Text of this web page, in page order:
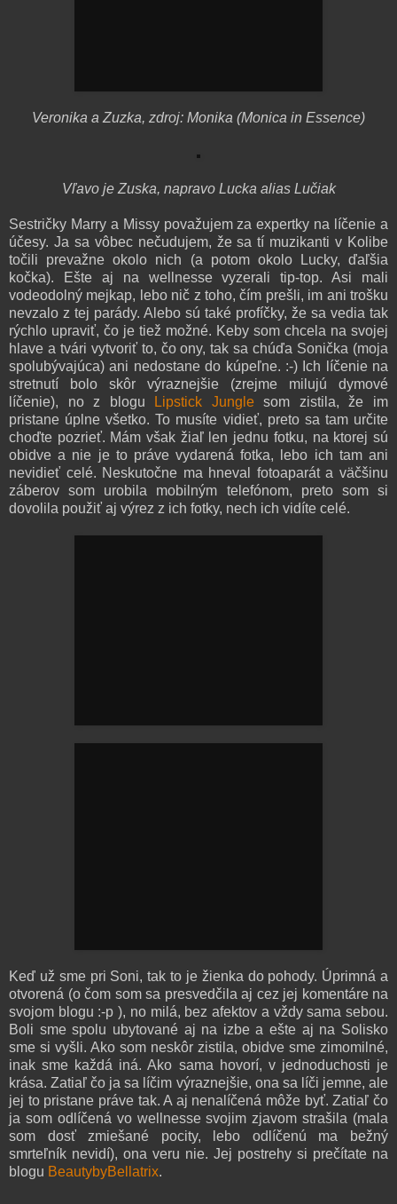
Veronika a Zuzka, zdroj: Monika (Monica in Essence)
Vľavo je Zuska, napravo Lucka alias Lučiak
Sestričky Marry a Missy považujem za expertky na líčenie a
účesy. Ja sa vôbec nečudujem, že sa tí muzikanti v Kolibe
točili prevažne okolo nich (a potom okolo Lucky, ďaľšia
kočka). Ešte aj na wellnesse vyzerali tip-top. Asi mali
vodeodolný mejkap, lebo nič z toho, čím prešli, im ani trošku
nevzalo z tej parády. Alebo sú také profíčky, že sa vedia tak
rýchlo upraviť, čo je tiež možné. Keby som chcela na svojej
hlave a tvári vytvoriť to, čo ony, tak sa chúďa Sonička (moja
spolubývajúca) ani nedostane do kúpeľne. :-) Ich líčenie na
stretnutí bolo skôr výraznejšie (zrejme milujú dymové
líčenie), no z blogu
Lipstick Junglesom zistila, že im
pristane úplne všetko. To musíte vidieť, preto sa tam určite
choďte pozrieť. Mám však žiaľ len jednu fotku, na ktorej sú
obidve a nie je to práve vydarená fotka, lebo ich tam ani
nevidieť celé. Neskutočne ma hneval fotoaparát a väčšinu
záberov som urobila mobilným telefónom, preto som si
dovolila použiť aj výrez z ich fotky, nech ich vidíte celé.
Keď už sme pri Soni, tak to je žienka do pohody. Úprimná a
otvorená (o čom som sa presvedčila aj cez jej komentáre na
svojom blogu :-p ), no milá, bez afektov a vždy sama sebou.
Boli sme spolu ubytované aj na izbe a ešte aj na Solisko
sme si vyšli. Ako som neskôr zistila, obidve sme zimomilné,
inak sme každá iná. Ako sama hovorí, v jednoduchosti je
krása. Zatiaľ čo ja sa líčim výraznejšie, ona sa líči jemne, ale
jej to pristane práve tak. A aj nenalíčená môže byť. Zatiaľ čo
ja som odlíčená vo wellnesse svojim zjavom strašila (mala
som dosť zmiešané pocity, lebo odlíčenú ma bežný
smrteľník nevidí), ona veru nie. Jej postrehy si prečítate na
blogu BeautybyBellatrix.